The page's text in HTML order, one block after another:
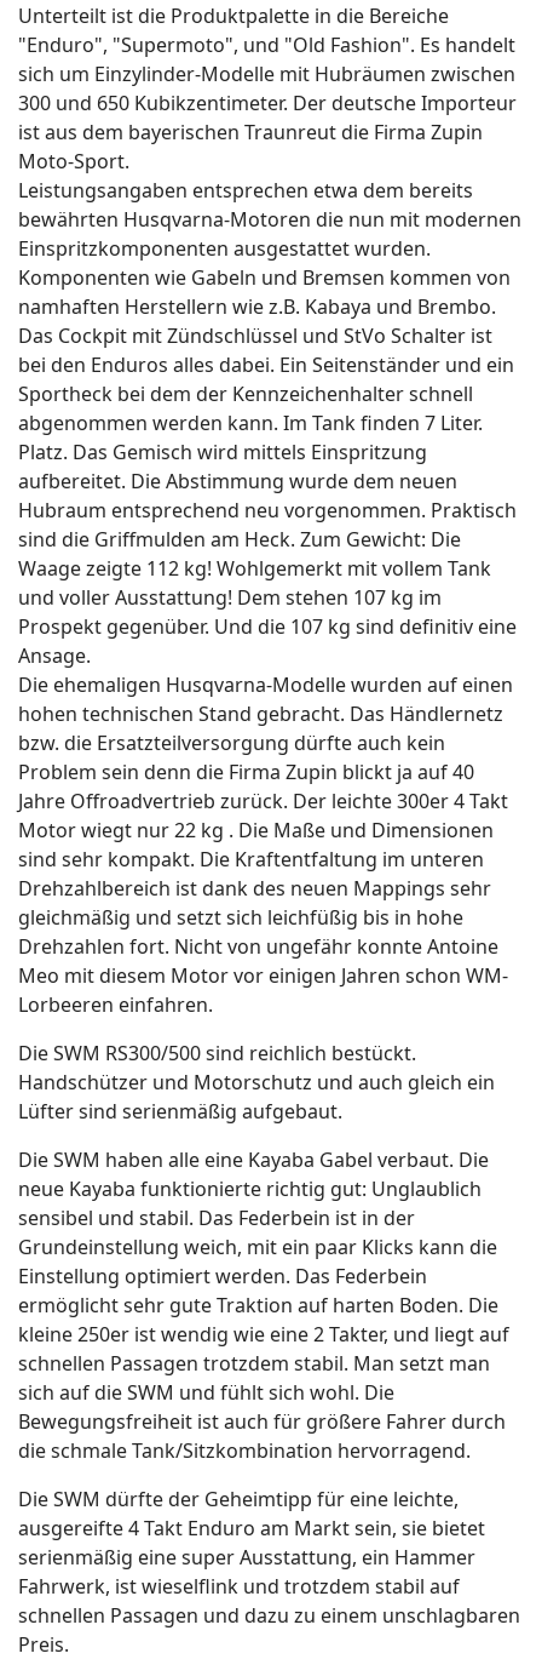
Unterteilt ist die Produktpalette in die Bereiche
"Enduro", "Supermoto", und "Old Fashion". Es handelt
sich um Einzylinder-Modelle mit Hubräumen zwischen
300 und 650 Kubikzentimeter. Der deutsche Importeur
ist aus dem bayerischen Traunreut die Firma Zupin
Moto-Sport.
Leistungsangaben entsprechen etwa dem bereits
bewährten Husqvarna-Motoren die nun mit modernen
Einspritzkomponenten ausgestattet wurden.
Komponenten wie Gabeln und Bremsen kommen von
namhaften Herstellern wie z.B. Kabaya und Brembo.
Das Cockpit mit Zündschlüssel und StVo Schalter ist
bei den Enduros alles dabei. Ein Seitenständer und ein
Sportheck bei dem der Kennzeichenhalter schnell
abgenommen werden kann. Im Tank finden 7 Liter.
Platz. Das Gemisch wird mittels Einspritzung
aufbereitet. Die Abstimmung wurde dem neuen
Hubraum entsprechend neu vorgenommen. Praktisch
sind die Griffmulden am Heck. Zum Gewicht: Die
Waage zeigte 112 kg! Wohlgemerkt mit vollem Tank
und voller Ausstattung! Dem stehen 107 kg im
Prospekt gegenüber. Und die 107 kg sind definitiv eine
Ansage.
Die ehemaligen Husqvarna-Modelle wurden auf einen
hohen technischen Stand gebracht. Das Händlernetz
bzw. die Ersatzteilversorgung dürfte auch kein
Problem sein denn die Firma Zupin blickt ja auf 40
Jahre Offroadvertrieb zurück. Der leichte 300er 4 Takt
Motor wiegt nur 22 kg . Die Maße und Dimensionen
sind sehr kompakt. Die Kraftentfaltung im unteren
Drehzahlbereich ist dank des neuen Mappings sehr
gleichmäßig und setzt sich leichfüßig bis in hohe
Drehzahlen fort. Nicht von ungefähr konnte Antoine
Meo mit diesem Motor vor einigen Jahren schon WM-
Lorbeeren einfahren.
Die SWM RS300/500 sind reichlich bestückt.
Handschützer und Motorschutz und auch gleich ein
Lüfter sind serienmäßig aufgebaut.
Die SWM haben alle eine Kayaba Gabel verbaut. Die
neue Kayaba funktionierte richtig gut: Unglaublich
sensibel und stabil. Das Federbein ist in der
Grundeinstellung weich, mit ein paar Klicks kann die
Einstellung optimiert werden. Das Federbein
ermöglicht sehr gute Traktion auf harten Boden. Die
kleine 250er ist wendig wie eine 2 Takter, und liegt auf
schnellen Passagen trotzdem stabil. Man setzt man
sich auf die SWM und fühlt sich wohl. Die
Bewegungsfreiheit ist auch für größere Fahrer durch
die schmale Tank/Sitzkombination hervorragend.
Die SWM dürfte der Geheimtipp für eine leichte,
ausgereifte 4 Takt Enduro am Markt sein, sie bietet
serienmäßig eine super Ausstattung, ein Hammer
Fahrwerk, ist wieselflink und trotzdem stabil auf
schnellen Passagen und dazu zu einem unschlagbaren
Preis.